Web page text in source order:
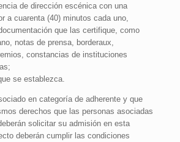
de dirección escénica con una
a cuarenta (40) minutos cada uno,
que las certifique, como
notas de prensa, borderaux,
constancias de instituciones
se establezca.
en categoría de adherente y que
derechos que las personas asociadas
solicitar su admisión en esta
deberán cumplir las condiciones